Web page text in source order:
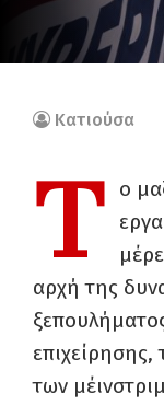
Κατιούσα
Τ
ο
αρχή της
των